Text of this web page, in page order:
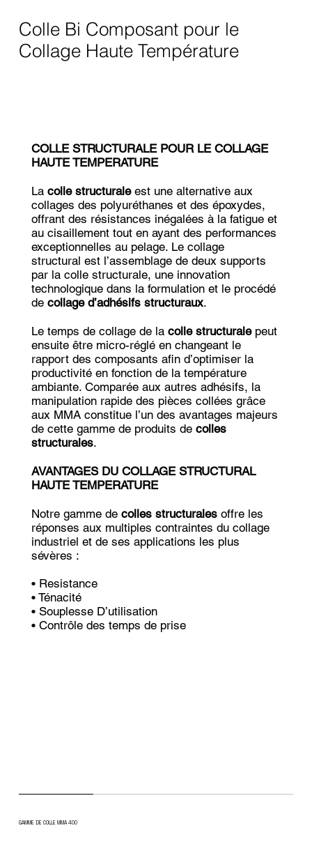
Colle Bi Composant pour le
Collage Haute Température
COLLE STRUCTURALE POUR LE COLLAGE
HAUTE TEMPERATURE
La colle structuraleest une alternative aux
collages des polyuréthanes et des époxydes,
offrant des résistances inégalées à la fatigue et
au cisaillement tout en ayant des performances
exceptionnelles au pelage. Le collage
structural est l’assemblage de deux supports
par la colle structurale, une innovation
technologique dans la formulation et le procédé
de collage d’adhésifs structuraux.
Le temps de collage de la colle structuralepeut
ensuite être micro-réglé en changeant le
rapport des composants afin d’optimiser la
productivité en fonction de la température
ambiante. Comparée aux autres adhésifs, la
manipulation rapide des pièces collées grâce
aux MMA constitue l’un des avantages majeurs
de cette gamme de produits de colles
structurales.
AVANTAGES DU COLLAGE STRUCTURAL
HAUTE TEMPERATURE
Notre gamme de colles structuralesoffre les
réponses aux multiples contraintes du collage
industriel et de ses applications les plus
sévères :
• Resistance
• Ténacité
• Souplesse D’utilisation
• Contrôle des temps de prise
GAMME DE COLLE MMA 400